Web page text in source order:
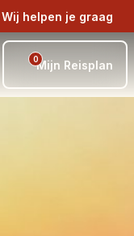
Wij helpen je graag
0Mijn Reisplan